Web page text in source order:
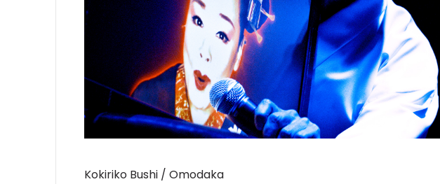
Kokiriko Bushi / Omodaka